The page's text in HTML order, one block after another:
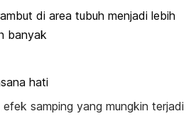
di area tubuh menjadi lebih
banyak
hati
samping yang mungkin terjadi